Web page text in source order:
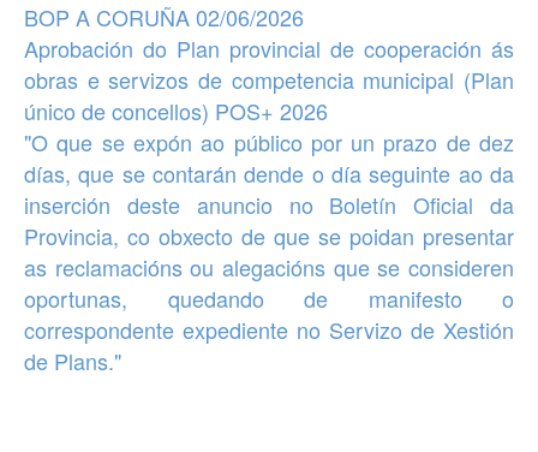
BOP A CORUÑA 02/06/2026
Aprobación do Plan provincial de cooperación ás
obras e servizos de competencia municipal (Plan
único de concellos) POS+ 2026
"O que se expón ao público por un prazo de dez
días, que se contarán dende o día seguinte ao da
inserción deste anuncio no Boletín Oficial da
Provincia, co obxecto de que se poidan presentar
as reclamacións ou alegacións que se consideren
oportunas, quedando de manifesto o
correspondente expediente no Servizo de Xestión
de Plans."